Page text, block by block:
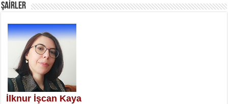
SATILMIŞ ÜMİT ÇETİNKAYA
Erkenlik...
ŞAİRLER
İlknur İşcan Kaya